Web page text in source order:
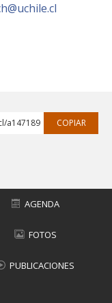
a147189 COPIAR
AGENDA
FOTOS
PUBLICACIONES